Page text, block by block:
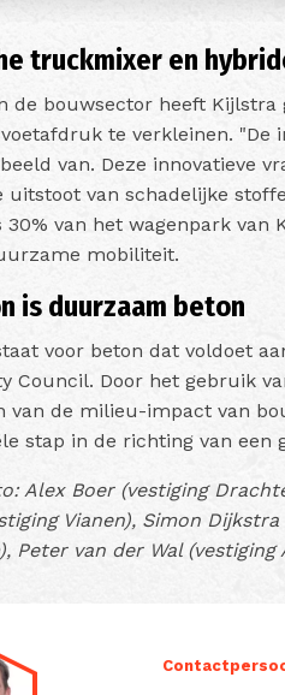
truckmixer en
de bouwsector heeft
te verkleinen.
van. Deze innovatieve
uitstoot van schadelijke
30% van het wagenpark
mobiliteit.
is duurzaam beton
voor beton dat voldoet
Council. Door het gebruik
van de milieu-impact van
stap in de richting van een
Alex Boer (vestiging
Vianen), Simon
Peter van der Wal (vestiging